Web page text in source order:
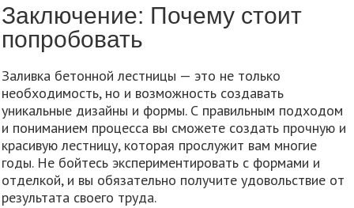
Заключение: Почему стоит
попробовать
Заливка бетонной лестницы — это не только
необходимость, но и возможность создавать
уникальные дизайны и формы. С правильным подходом
и пониманием процесса вы сможете создать прочную и
красивую лестницу, которая прослужит вам многие
годы. Не бойтесь экспериментировать с формами и
отделкой, и вы обязательно получите удовольствие от
результата своего труда.